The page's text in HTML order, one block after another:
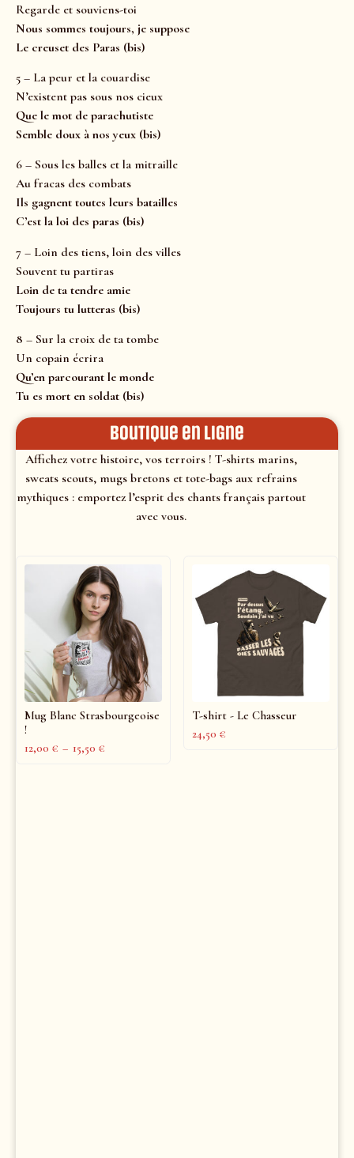
Regarde et souviens-toi
Nous sommes toujours, je suppose
Le creuset des Paras (bis)
5 – La peur et la couardise
N’existent pas sous nos cieux
Que le mot de parachutiste
Semble doux à nos yeux (bis)
6 – Sous les balles et la mitraille
Au fracas des combats
Ils gagnent toutes leurs batailles
C’est la loi des paras (bis)
7 – Loin des tiens, loin des villes
Souvent tu partiras
Loin de ta tendre amie
Toujours tu lutteras (bis)
8 – Sur la croix de ta tombe
Un copain écrira
Qu’en parcourant le monde
Tu es mort en soldat (bis)
Boutique en ligne
Affichez votre histoire, vos terroirs ! T-shirts marins,
sweats scouts, mugs bretons et tote-bags aux refrains
mythiques : emportez l’esprit des chants français partout
avec vous.
Mug Blanc Strasbourgeoise
!
12,00 € – 15,50 €
T-shirt - Le Chasseur
24,50 €